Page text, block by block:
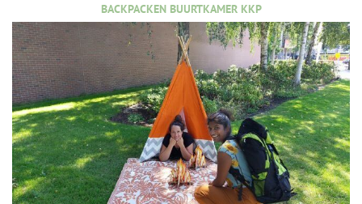
BACKPACKEN BUURTKAMER KKP